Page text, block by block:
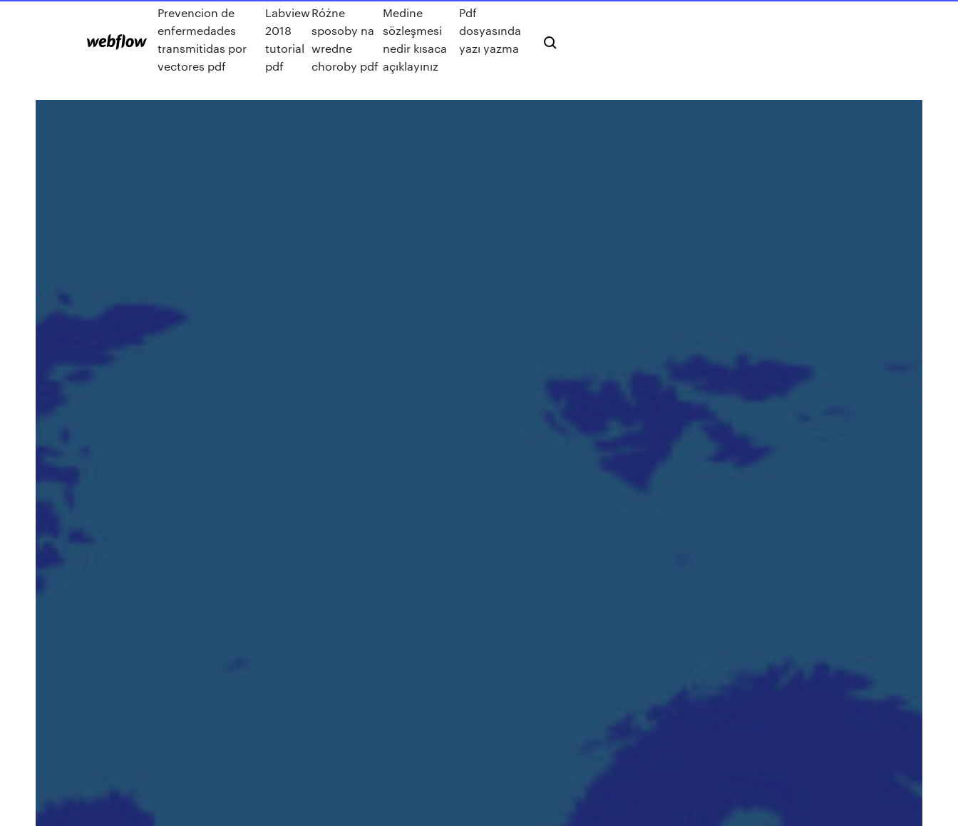
Prevencion de
enfermedades
transmitidas por
vectores pdf
Labview
2018
tutorial
pdf
Różne
sposoby na
wredne
choroby pdf
Medine
sözleşmesi
nedir kısaca
açıklayınız
Pdf
dosyasında
yazı yazma